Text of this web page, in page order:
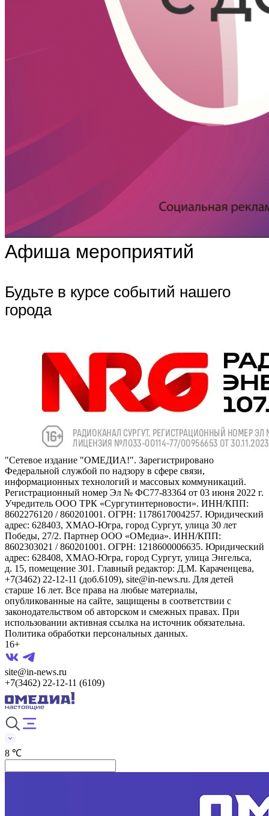
Афиша мероприятий
Будьте в курсе событий нашего
города
"Сетевое издание "ОМЕДИА!". Зарегистрировано
Федеральной службой по надзору в сфере связи,
информационных технологий и массовых коммуникаций.
Регистрационный номер Эл № ФС77-83364 от 03 июня 2022 г.
Учредитель ООО ТРК «Сургутинтерновости». ИНН/КПП:
8602276120 / 860201001. ОГРН: 1178617004257. Юридический
адрес: 628403, ХМАО-Югра, город Сургут, улица 30 лет
Победы, 27/2. Партнер ООО «ОМедиа». ИНН/КПП:
8602303021 / 860201001. ОГРН: 1218600006635. Юридический
адрес: 628408, ХМАО-Югра, город Сургут, улица Энгельса,
д. 15, помещение 301. Главный редактор: Д.М. Караченцева,
+7(3462) 22-12-11 (доб.6109), site@in-news.ru. Для детей
старше 16 лет. Все права на любые материалы,
опубликованные на сайте, защищены в соответствии с
законодательством об авторском и смежных правах. При
использовании активная ссылка на источник обязательна.
Политика обработки персональных данных.
16+
site@in-news.ru
+7(3462) 22-12-11 (6109)
8 ℃